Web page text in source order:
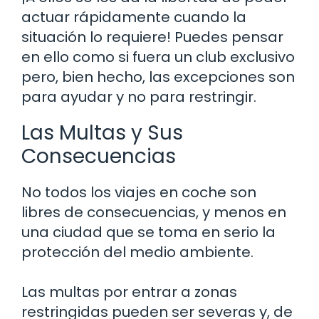
actuar rápidamente cuando la
situación lo requiere! Puedes pensar
en ello como si fuera un club exclusivo
pero, bien hecho, las excepciones son
para ayudar y no para restringir.
Las Multas y Sus
Consecuencias
No todos los viajes en coche son
libres de consecuencias, y menos en
una ciudad que se toma en serio la
protección del medio ambiente.
Las multas por entrar a zonas
restringidas pueden ser severas y, de